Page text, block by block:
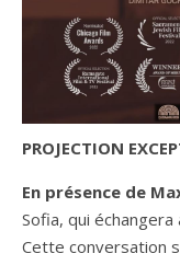
PROJECTION
En présence de
Sofia, qui
Cette conversation